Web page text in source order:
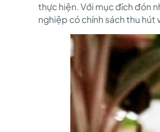
thực hiện. Với mục đích đón
nghiệp có chính sách thu hút